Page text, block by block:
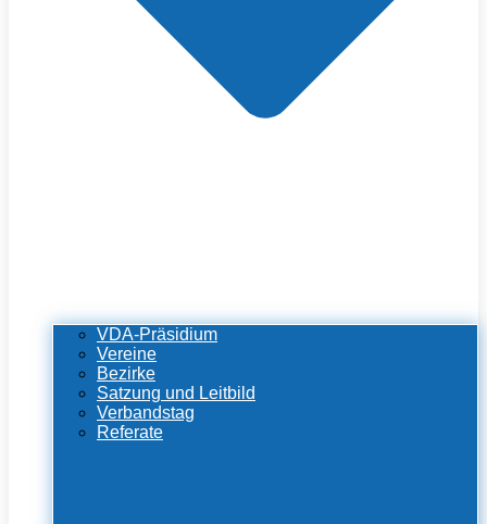
VDA-Präsidium
Vereine
Bezirke
Satzung und Leitbild
Verbandstag
Referate